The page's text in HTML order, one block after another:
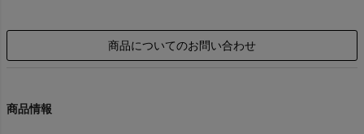
商品についてのお問い合わせ
商品情報